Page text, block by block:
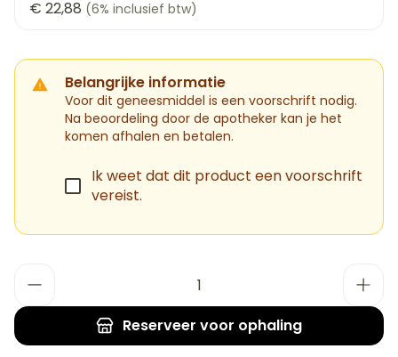
€ 22,88 (6% inclusief btw)
Belangrijke informatie
Voor dit geneesmiddel is een voorschrift nodig.
Na beoordeling door de apotheker kan je het
komen afhalen en betalen.
Ik weet dat dit product een voorschrift
vereist.
Reserveer voor ophaling